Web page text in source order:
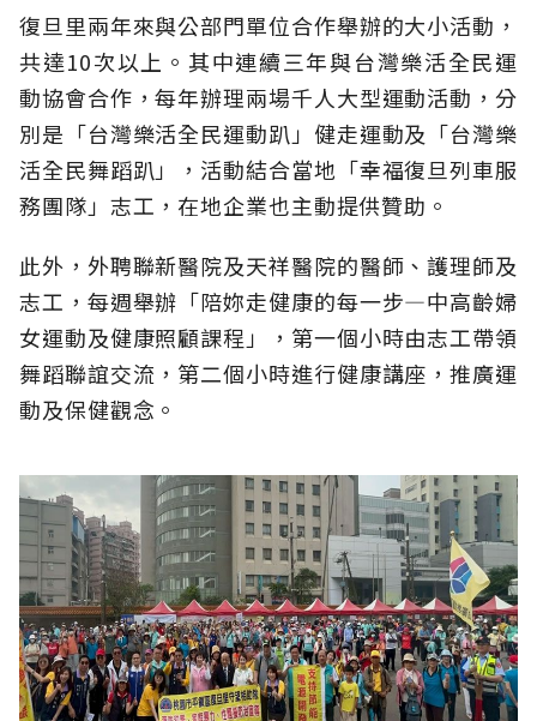
復旦里兩年來與公部門單位合作舉辦的大小活動，
共達10次以上。其中連續三年與台灣樂活全民運
動協會合作，每年辦理兩場千人大型運動活動，分
別是「台灣樂活全民運動趴」健走運動及「台灣樂
活全民舞蹈趴」，活動結合當地「幸福復旦列車服
務團隊」志工，在地企業也主動提供贊助。
此外，外聘聯新醫院及天祥醫院的醫師、護理師及
志工，每週舉辦「陪妳走健康的每一步—中高齡婦
女運動及健康照顧課程」，第一個小時由志工帶領
舞蹈聯誼交流，第二個小時進行健康講座，推廣運
動及保健觀念。